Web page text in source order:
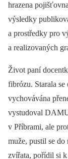
hrazena
výsledky
a prostředky pro
a realizovaných
Život paní
fibrózu. Starala
vychovávána
vystudoval
v Příbrami, ale
muže, pustil se
zvířata, pořídil si k